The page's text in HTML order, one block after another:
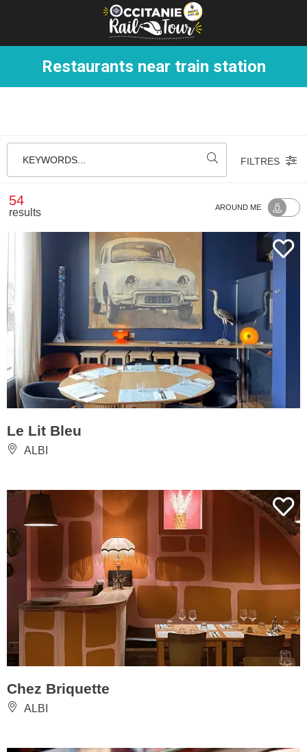
Cookies management panel
Restaurants near train station
KEYWORDS... FILTRES
54
results AROUND ME
Le Lit Bleu
ALBI
Chez Briquette
ALBI